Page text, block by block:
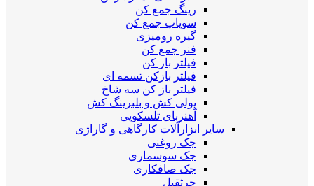
رینگ جمع کن
سوپاپ جمع کن
گیره رومیزی
فنر جمع کن
فیلتر باز کن
فیلتر بازکن تسمه ای
فیلتر باز کن سه شاخ
پولی کش و بلبرینگ کش
آهنربای تلسکوپی
سایر ابزارآلات کارگاهی و گاراژی
جک روغنی
جک سوسماری
جک صافکاری
جرثقیل